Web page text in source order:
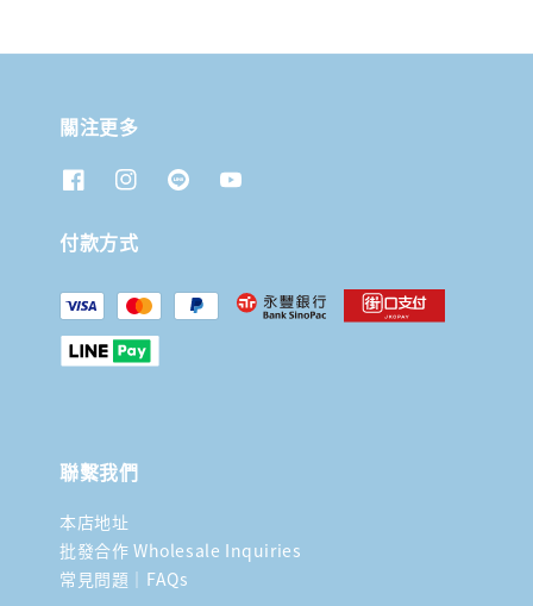
關注更多
付款方式
聯繫我們
本店地址
批發合作 Wholesale Inquiries
常見問題｜FAQs